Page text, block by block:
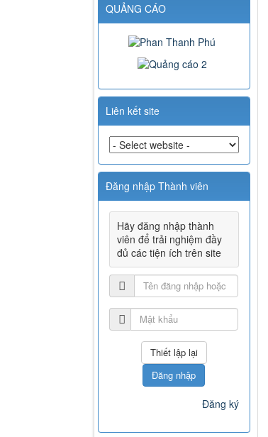
QUẢNG CÁO
Liên kết site
Đăng nhập Thành viên
Hãy đăng nhập thành
viên để trải nghiệm đầy
đủ các tiện ích trên site
Đăng nhập
Đăng ký